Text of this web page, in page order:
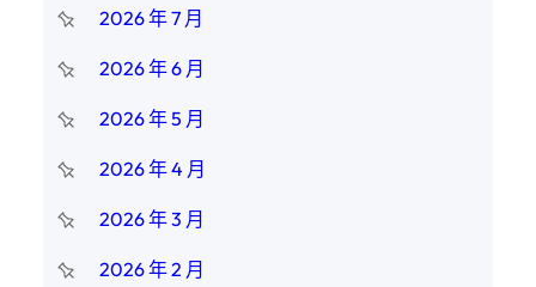
2026 年 7 月
2026 年 6 月
2026 年 5 月
2026 年 4 月
2026 年 3 月
2026 年 2 月